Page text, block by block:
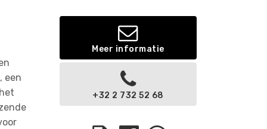
een
Meer informatie
+32 2 732 52 68